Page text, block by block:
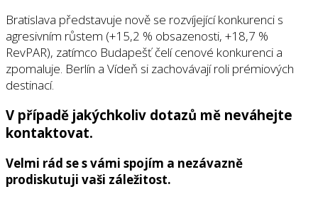
Bratislava představuje nově se rozvíjející konkurenci s
agresivním růstem (+15,2 % obsazenosti, +18,7 %
RevPAR), zatímco Budapešť čelí cenové konkurenci a
zpomaluje. Berlín a Vídeň si zachovávají roli prémiových
destinací.
V případě jakýchkoliv dotazů mě neváhejte
kontaktovat.
Velmi rád se s vámi spojím a nezávazně
prodiskutuji vaši záležitost.